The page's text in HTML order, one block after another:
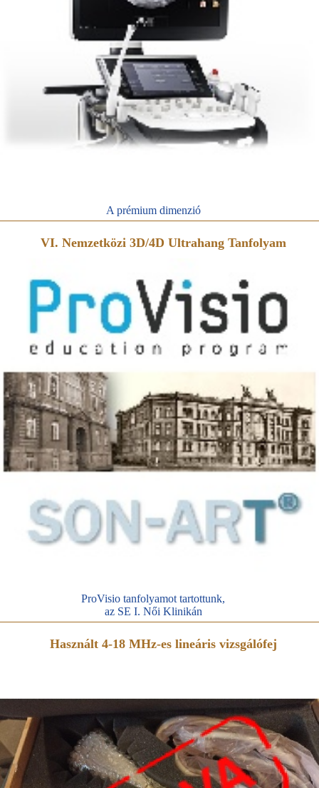
A prémium dimenzió
VI. Nemzetközi 3D/4D Ultrahang Tanfolyam
ProVisio tanfolyamot tartottunk,
az SE I. Női Klinikán
Használt 4-18 MHz-es lineáris vizsgálófej